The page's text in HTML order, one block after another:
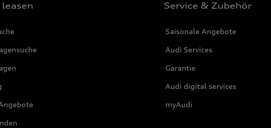
Service & Zubehör
Saisonale Angebote
Audi Services
Garantie
Audi digital services
myAudi